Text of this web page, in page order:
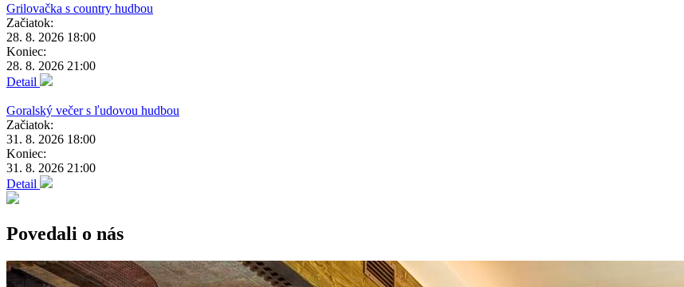
Grilovačka s country hudbou
Začiatok:
28. 8. 2026 18:00
Koniec:
28. 8. 2026 21:00
Detail
Goralský večer s ľudovou hudbou
Začiatok:
31. 8. 2026 18:00
Koniec:
31. 8. 2026 21:00
Detail
Povedali o nás